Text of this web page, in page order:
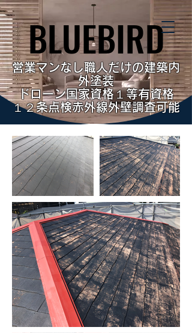
BLUEBIRD
BLUEBIRD
営業マンなし職人だけの建築内
外塗装
ドローン国家資格１等有資格
１２条点検赤外線外壁調査可能